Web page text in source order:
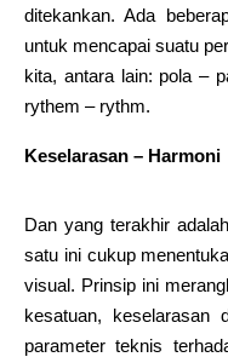
ditekankan. Ada
untuk mencapai suatu
kita, antara lain: pola –
rythem – rythm.
Keselarasan – Harmoni
Dan yang terakhir
satu ini cukup
visual. Prinsip ini
kesatuan, keselarasan
parameter teknis